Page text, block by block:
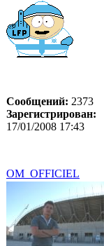
Сообщений: 2373
Зарегистрирован:
17/01/2008 17:43
OM_OFFICIEL